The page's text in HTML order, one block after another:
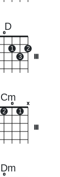
D
o
1
3
2
Cm
2
o
1
x
Dm
o